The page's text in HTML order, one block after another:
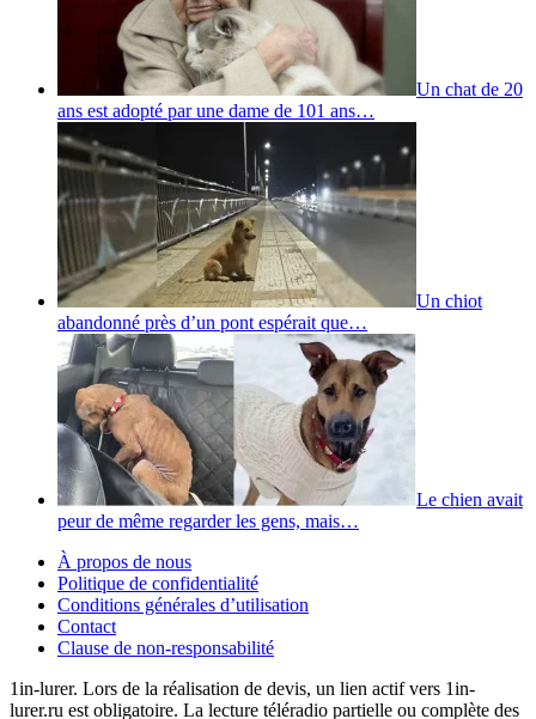
Un chat de 20
ans est adopté par une dame de 101 ans…
Un chiot
abandonné près d’un pont espérait que…
Le chien avait
peur de même regarder les gens, mais…
À propos de nous
Politique de confidentialité
Conditions générales d’utilisation
Contact
Clause de non-responsabilité
1in-lurer. Lors de la réalisation de devis, un lien actif vers 1in-
lurer.ru est obligatoire. La lecture téléradio partielle ou complète des